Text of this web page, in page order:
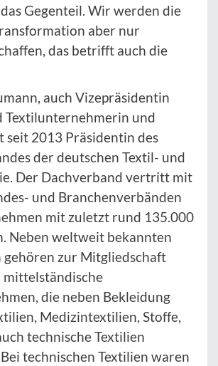
Gegenteil. Wir werden die
aber nur
das betrifft auch die
auch Vizepräsidentin
Textilunternehmerin und
seit 2013 Präsidentin des
der deutschen Textil- und
Der Dachverband vertritt mit
und Branchenverbänden
mit zuletzt rund 135.000
Neben weltweit bekannten
gehören zur Mitgliedschaft
die neben Bekleidung
Medizintextilien, Stoffe,
technische Textilien
technischen Textilien waren